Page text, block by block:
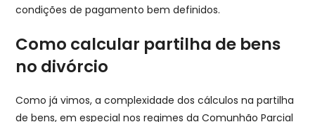
condições de pagamento bem definidos.
Como calcular partilha de bens
no divórcio​
Como já vimos, a complexidade dos cálculos na partilha
de bens, em especial nos regimes da Comunhão Parcial